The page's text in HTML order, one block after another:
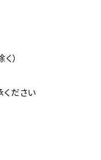
）
ください